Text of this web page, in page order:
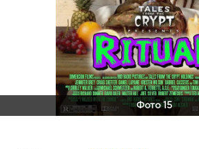
Фото 15